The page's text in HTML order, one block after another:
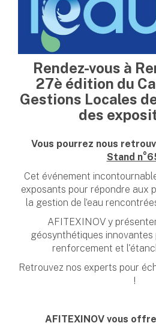
Rendez-vous à
27è édition du
Gestions Locales
des
Vous pourrez nous
Stand
Cet événement
exposants pour répondre aux
la gestion de l’eau
AFITEXINOV y
géosynthétiques innovantes
renforcement et
Retrouvez nos experts pour
!
AFITEXINOV vous